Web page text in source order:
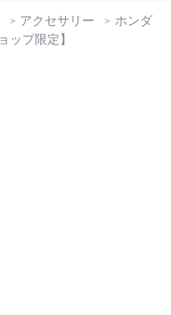
アクセサリー
ホンダ
ップ限定】